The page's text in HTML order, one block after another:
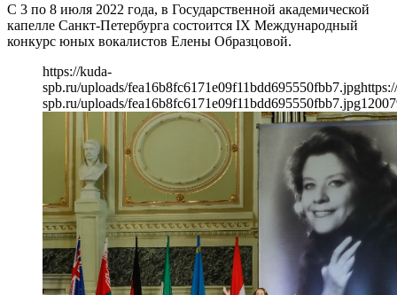
С 3 по 8 июля 2022 года, в Государственной академической
капелле Санкт-Петербурга состоится IX Международный
конкурс юных вокалистов Елены Образцовой.
https://kuda-
spb.ru/uploads/fea16b8fc6171e09f11bdd695550fbb7.jpg
spb.ru/uploads/fea16b8fc6171e09f11bdd695550fbb7.jpg1200